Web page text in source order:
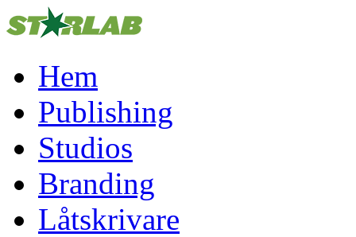
Hem
Publishing
Studios
Branding
Låtskrivare